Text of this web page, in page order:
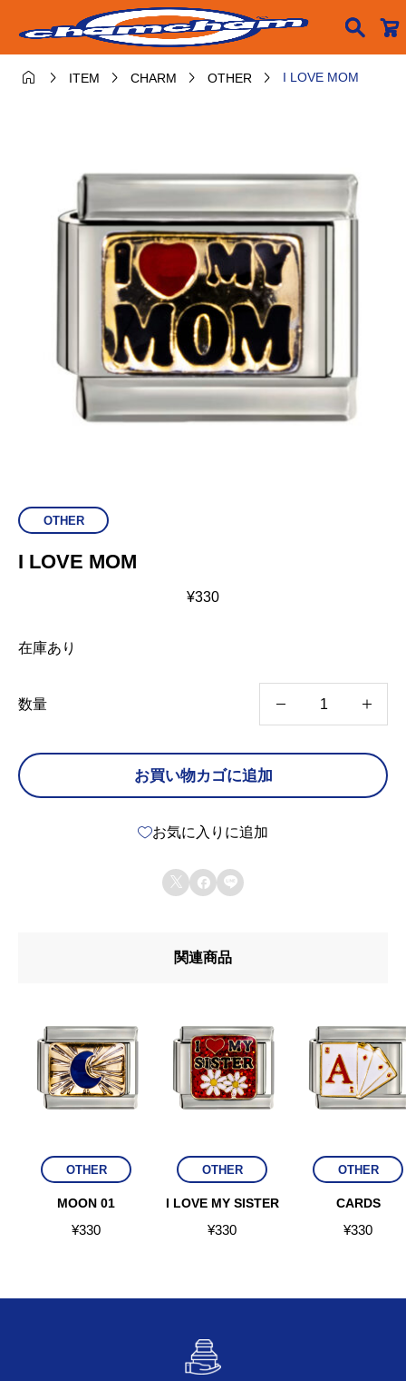

  ITEM  CHARM  OTHER  I LOVE MOM
OTHER
I LOVE MOM
¥330
在庫あり
数量
L
O
お買い物カゴに追加
お気に入りに追加
  
関連商品
OTHER
MOON 01
¥330
OTHER
I LOVE MY SISTER
¥330
OTHER
CARDS
¥330